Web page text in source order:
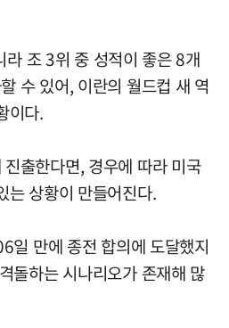
조 3위 중 성적이 좋은 8개
수 있어, 이란의 월드컵 새 역
이다.
출한다면, 경우에 따라 미국
는 상황이 만들어진다.
일 만에 종전 합의에 도달했지
돌하는 시나리오가 존재해 많